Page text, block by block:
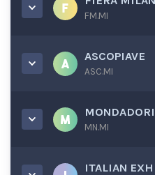
FM.MI
ASCOPIAVE
ASC.MI
MN.MI
ITALIAN